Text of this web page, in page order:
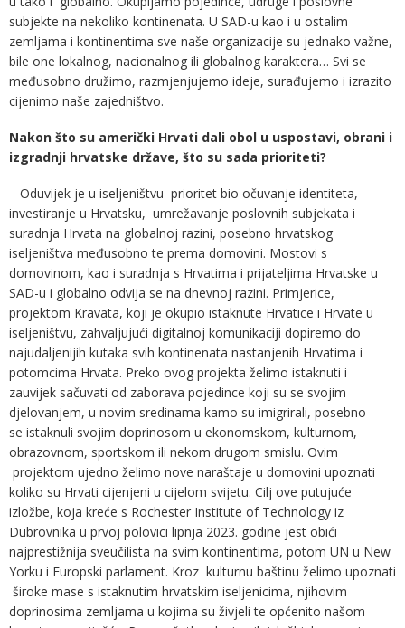
subjekte na nekoliko kontinenata. U SAD-u kao i u ostalim
zemljama i kontinentima sve naše organizacije su jednako važne,
bile one lokalnog, nacionalnog ili globalnog karaktera… Svi se
međusobno družimo, razmjenjujemo ideje, surađujemo i izrazito
cijenimo naše zajedništvo.
Nakon što su američki Hrvati dali obol u uspostavi, obrani i
izgradnji hrvatske države, što su sada prioriteti?
– Oduvijek je u iseljeništvu prioritet bio očuvanje identiteta,
investiranje u Hrvatsku, umrežavanje poslovnih subjekata i
suradnja Hrvata na globalnoj razini, posebno hrvatskog
iseljeništva međusobno te prema domovini. Mostovi s
domovinom, kao i suradnja s Hrvatima i prijateljima Hrvatske u
SAD-u i globalno odvija se na dnevnoj razini. Primjerice,
projektom Kravata, koji je okupio istaknute Hrvatice i Hrvate u
iseljeništvu, zahvaljujući digitalnoj komunikaciji dopiremo do
najudaljenijih kutaka svih kontinenata nastanjenih Hrvatima i
potomcima Hrvata. Preko ovog projekta želimo istaknuti i
zauvijek sačuvati od zaborava pojedince koji su se svojim
djelovanjem, u novim sredinama kamo su imigrirali, posebno
se istaknuli svojim doprinosom u ekonomskom, kulturnom,
obrazovnom, sportskom ili nekom drugom smislu. Ovim
projektom ujedno želimo nove naraštaje u domovini upoznati
koliko su Hrvati cijenjeni u cijelom svijetu. Cilj ove putujuće
izložbe, koja kreće s Rochester Institute of Technology iz
Dubrovnika u prvoj polovici lipnja 2023. godine jest obići
najprestižnija sveučilista na svim kontinentima, potom UN u New
Yorku i Europski parlament. Kroz kulturnu baštinu želimo upoznati
široke mase s istaknutim hrvatskim iseljenicima, njihovim
doprinosima zemljama u kojima su živjeli te općenito našom